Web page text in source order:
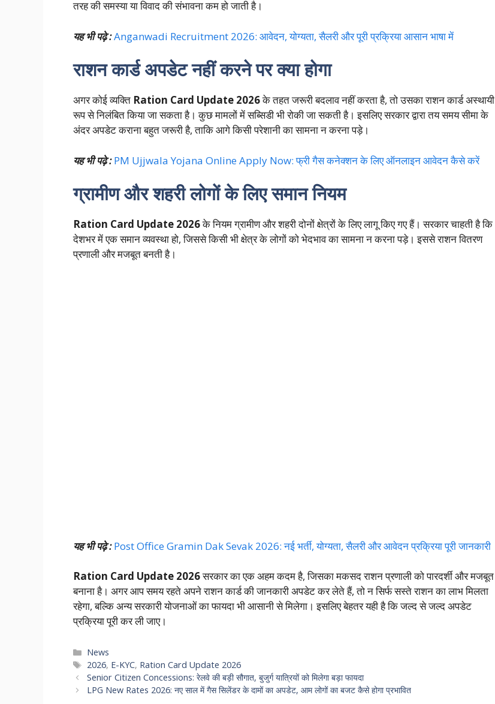
तरह की समस्या या विवाद की संभावना कम हो जाती है।
यह भी पढ़े :Anganwadi Recruitment 2026: आवेदन, योग्यता, सैलरी और पूरी प्रक्रिया आसान भाषा में
राशन कार्ड अपडेट नहीं करने पर क्या होगा
अगर कोई व्यक्ति Ration Card Update 2026के तहत जरूरी बदलाव नहीं करता है, तो उसका राशन कार्ड अस्थायी
रूप से निलंबित किया जा सकता है। कुछ मामलों में सब्सिडी भी रोकी जा सकती है। इसलिए सरकार द्वारा तय समय सीमा के
अंदर अपडेट कराना बहुत जरूरी है, ताकि आगे किसी परेशानी का सामना न करना पड़े।
यह भी पढ़े : PM Ujjwala Yojana Online Apply Now: फ्री गैस कनेक्शन के लिए ऑनलाइन आवेदन कैसे करें
ग्रामीण और शहरी लोगों के लिए समान नियम
Ration Card Update 2026के नियम ग्रामीण और शहरी दोनों क्षेत्रों के लिए लागू किए गए हैं। सरकार चाहती है कि
देशभर में एक समान व्यवस्था हो, जिससे किसी भी क्षेत्र के लोगों को भेदभाव का सामना न करना पड़े। इससे राशन वितरण
प्रणाली और मजबूत बनती है।
यह भी पढ़े : Post Office Gramin Dak Sevak 2026: नई भर्ती, योग्यता, सैलरी और आवेदन प्रक्रिया पूरी जानकारी
Ration Card Update 2026सरकार का एक अहम कदम है, जिसका मकसद राशन प्रणाली को पारदर्शी और मजबूत
बनाना है। अगर आप समय रहते अपने राशन कार्ड की जानकारी अपडेट कर लेते हैं, तो न सिर्फ सस्ते राशन का लाभ मिलता
रहेगा, बल्कि अन्य सरकारी योजनाओं का फायदा भी आसानी से मिलेगा। इसलिए बेहतर यही है कि जल्द से जल्द अपडेट
प्रक्रिया पूरी कर ली जाए।
Categories
News
Tags
2026, E-KYC, Ration Card Update 2026
Senior Citizen Concessions: रेलवे की बड़ी सौगात, बुजुर्ग यात्रियों को मिलेगा बड़ा फायदा
LPG New Rates 2026: नए साल में गैस सिलेंडर के दामों का अपडेट, आम लोगों का बजट कैसे होगा प्रभावित